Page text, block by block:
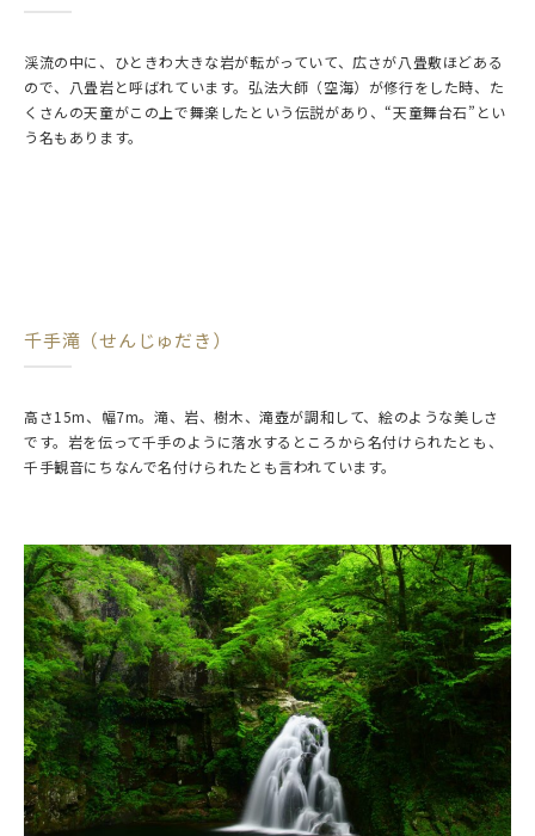
渓流の中に、ひときわ大きな岩が転がっていて、広さが八畳敷ほどある
ので、八畳岩と呼ばれています。弘法大師（空海）が修行をした時、た
くさんの天童がこの上で舞楽したという伝説があり、“天童舞台石”とい
う名もあります。
千手滝（せんじゅだき）
高さ15m、幅7m。滝、岩、樹木、滝壺が調和して、絵のような美しさ
です。岩を伝って千手のように落水するところから名付けられたとも、
千手観音にちなんで名付けられたとも言われています。